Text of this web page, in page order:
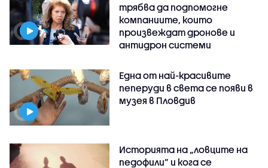
трябва да подпомогне
компаниите, които
произвеждат дронове и
антидрон системи
Една от най-красивите
пеперуди в света се появи в
музея в Пловдив
Историята на „ловците на
педофили” и кога се